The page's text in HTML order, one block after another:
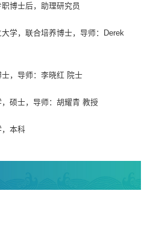
博士后，助理研究员
学，联合培养博士，导师：Derek
，导师：李晓红 院士
硕士，导师：胡耀青 教授
，本科